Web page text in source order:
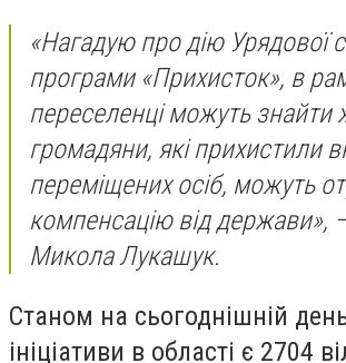
«Нагадую про дію Урядової
програми «Прихисток», в
переселенці можуть знайти
громадяни, які прихистили
переміщених осіб, можуть
компенсацію від держави»,
Микола Лукашук.
Станом на сьогоднішній
ініціативи в області є 2704